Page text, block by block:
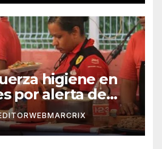
higiene en
por alerta de